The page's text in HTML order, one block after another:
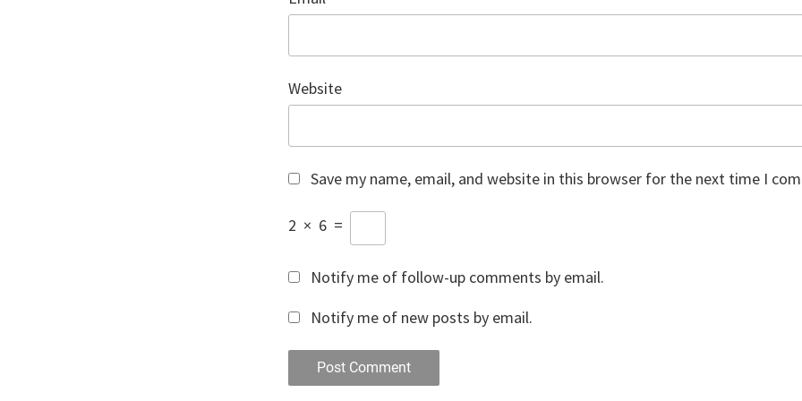
Website
Save my name, email, and website in this browser for the next time I
2 × 6 =
Notify me of follow-up comments by email.
Notify me of new posts by email.